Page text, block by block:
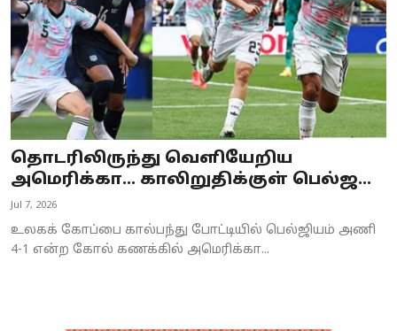
Crime
Tamilnadu
National
World
Astrology
Spirituality
Weather
தொடரிலிருந்து வெளியேறிய
அமெரிக்கா… காலிறுதிக்குள் பெல்ஜ...
Jul 7, 2026
உலகக் கோப்பை கால்பந்து போட்டியில் பெல்ஜியம் அணி
4-1 என்ற கோல் கணக்கில் அமெரிக்கா...